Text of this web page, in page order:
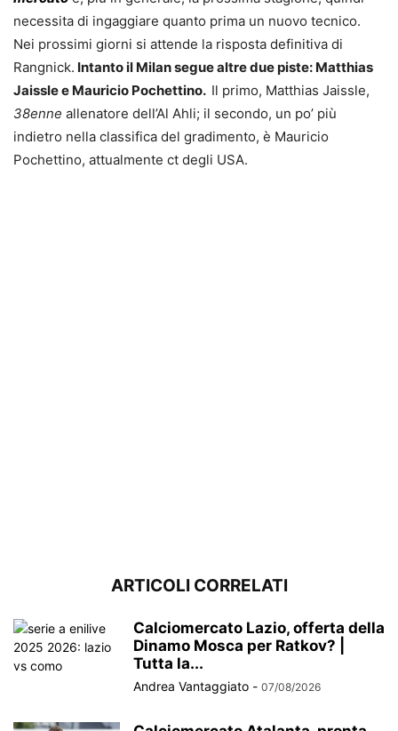
necessita di ingaggiare quanto prima un nuovo tecnico.
Nei prossimi giorni si attende la risposta definitiva di
Rangnick. Intanto il Milan segue altre due piste: Matthias
Jaissle e Mauricio Pochettino. Il primo, Matthias Jaissle,
38enne allenatore dell’Al Ahli; il secondo, un po’ più
indietro nella classifica del gradimento, è Mauricio
Pochettino, attualmente ct degli USA.
ARTICOLI CORRELATI
Calciomercato Lazio, offerta della
Dinamo Mosca per Ratkov? |
Tutta la...
Andrea Vantaggiato - 07/08/2026